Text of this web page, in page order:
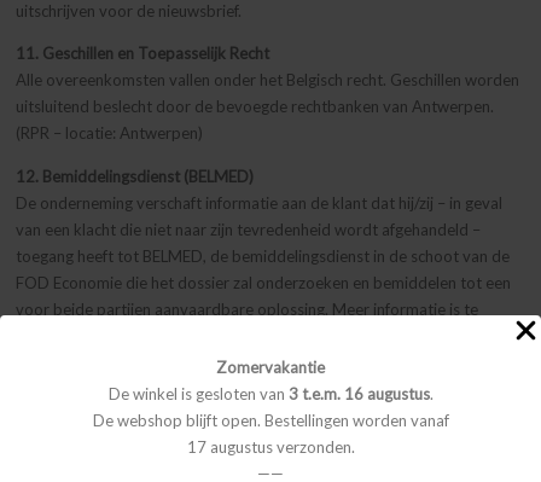
Zomervakantie
De winkel is gesloten van 3 t.e.m. 16 augustus.
De webshop blijft open. Bestellingen worden vanaf
17 augustus verzonden.
——
uitschrijven voor de nieuwsbrief.
11. Geschillen en Toepasselijk Recht
Alle overeenkomsten vallen onder het Belgisch recht. Geschillen worden
uitsluitend beslecht door de bevoegde rechtbanken van Antwerpen.
(RPR – locatie: Antwerpen)
12. Bemiddelingsdienst (BELMED)
De onderneming verschaft informatie aan de klant dat hij/zij – in geval
van een klacht die niet naar zijn tevredenheid wordt afgehandeld –
toegang heeft tot BELMED, de bemiddelingsdienst in de schoot van de
FOD Economie die het dossier zal onderzoeken en bemiddelen tot een
voor beide partijen aanvaardbare oplossing. Meer informatie is te
Voor vragen of verdere informatie kunnen klanten contact opnemen via
eva@mia-moi.be.
TERMS AND CONDITIONS